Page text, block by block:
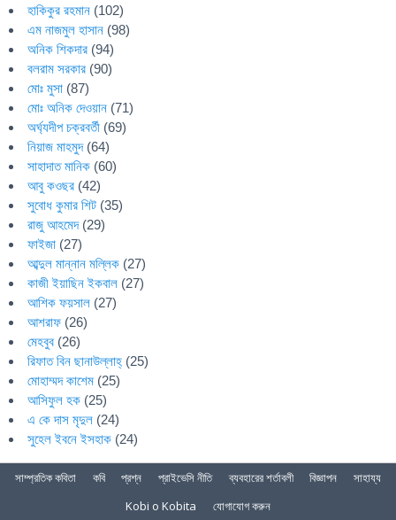
হাকিকুর রহমান (102)
এম নাজমুল হাসান (98)
অনিক শিকদার (94)
বলরাম সরকার (90)
মোঃ মুসা (87)
মোঃ অনিক দেওয়ান (71)
অর্ঘ্যদীপ চক্রবর্তী (69)
নিয়াজ মাহমুদ(64)
সাহাদাত মানিক (60)
আবু কওছর (42)
সুবোধ কুমার শিট (35)
রাজু আহমেদ(29)
ফাইজা (27)
আব্দুল মান্নান মল্লিক (27)
কাজী ইয়াছিন ইকবাল (27)
আশিক ফয়সাল (27)
আশরাফ (26)
মেহবুব (26)
রিফাত বিন ছানাউল্লাহ্ (25)
মোহাম্মদ কাশেম (25)
আসিফুল হক (25)
এ কে দাস মৃদুল (24)
সুহেল ইবনে ইসহাক (24)
সাম্প্রতিক কবিতা কবি প্রশ্ন প্রাইভেসি নীতি ব্যবহারের শর্তাবলী বিজ্ঞাপন
সাহায্য
Kobi o Kobita
যোগাযোগ করুন